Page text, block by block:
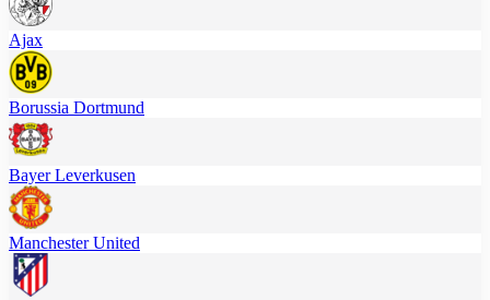
Ajax
Borussia Dortmund
Bayer Leverkusen
Manchester United